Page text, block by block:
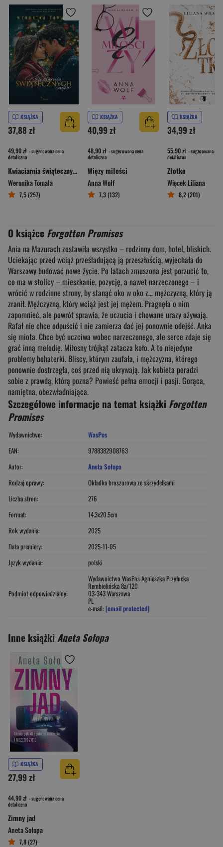
KSIĄŻKA
37,88 zł
49,90 zł - sugerowana cena
detaliczna
Kwiaciarnia świątecznych cudów
Weronika Tomala
7,5 (257)
KSIĄŻKA
40,99 zł
48,90 zł - sugerowana cena
detaliczna
Więzy miłości
Anna Wolf
7,3 (132)
KSIĄŻKA
34,99 zł
55,90 zł - sugerowana cena
detaliczna
Złotko
Więcek Liliana
8,2 (201)
O książce Forgotten Promises
Ania na Mazurach zostawiła wszystko – rodzinny dom, hotel, bliskich.
Uciekając przed wciąż prześladującą ją przeszłością, wyjechała do
Warszawy budować nowe życie. Po latach zmuszona jest porzucić to,
co ma w stolicy – mieszkanie, pozycję, a nawet narzeczonego – i
wrócić w rodzinne strony, by stanąć oko w oko z… mężczyzną, który ją
zranił. Mężczyzną, który wciąż jest jej mężem. Pragnęła o nim
zapomnieć, ale powrót sprawia, że uczucia i chowane urazy ożywają.
Rafał nie chce odpuścić i nie zamierza dać jej ponownie odejść. Anka
się miota. Chce być uczciwa wobec narzeczonego, ale serce zdaje się
grać inną melodię. Miłosny trójkąt zatacza koło. A to niejedyne
problemy bohaterki. Bliscy, którym zaufała, i mężczyzna, którego
ponownie dostrzegła, coś przed nią ukrywają. Jak kobieta poradzi
sobie z prawdą, którą pozna? Powieść pełna emocji i pasji. Gorąca,
namiętna, obezwładniająca.
Szczegółowe informacje na temat książki Forgotten
Promises
Wydawnictwo:
WasPos
EAN:
9788382908763
Autor:
Aneta Sołopa
Rodzaj oprawy:
Okładka broszurowa ze skrzydełkami
Liczba stron:
276
Format:
14.3x20.5cm
Rok wydania:
2025
Data premiery:
2025-11-05
Język wydania:
polski
Podmiot odpowiedzialny:
Wydawnictwo WasPos Agnieszka Przyłucka
Rembielińska 8a/120
03-343 Warszawa
PL
e-mail: [email protected]
Inne książki Aneta Sołopa
KSIĄŻKA
27,99 zł
44,90 zł - sugerowana cena
detaliczna
Zimny jad
Aneta Sołopa
7,8 (27)